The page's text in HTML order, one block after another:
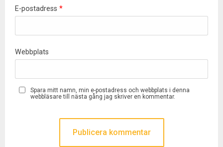
E-postadress *
Webbplats
Spara mitt namn, min e-postadress och webbplats i denna
webbläsare till nästa gång jag skriver en kommentar.